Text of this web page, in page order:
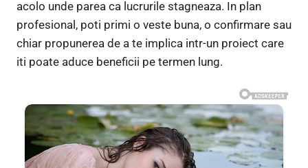
acolo unde parea ca lucrurile stagneaza. In plan
profesional, poti primi o veste buna, o confirmare sau
chiar propunerea de a te implica intr-un proiect care
iti poate aduce beneficii pe termen lung.